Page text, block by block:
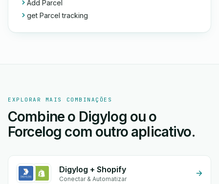
Add Parcel
get Parcel tracking
EXPLORAR MAIS COMBINAÇÕES
Combine o Digylog ou o
Forcelog com outro aplicativo.
Digylog + Shopify
Conectar & Automatizar